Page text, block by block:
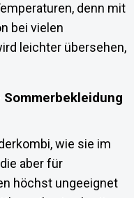
denn mit
bei vielen
leichter übersehen,
wie sie im
aber für
höchst ungeeignet